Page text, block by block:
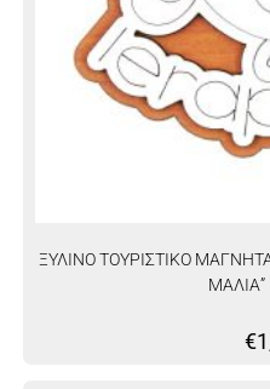
ΞΥΛΙΝΟ ΤΟΥΡΙΣΤΙΚΟ
ΜΑΛΙΑ”
€